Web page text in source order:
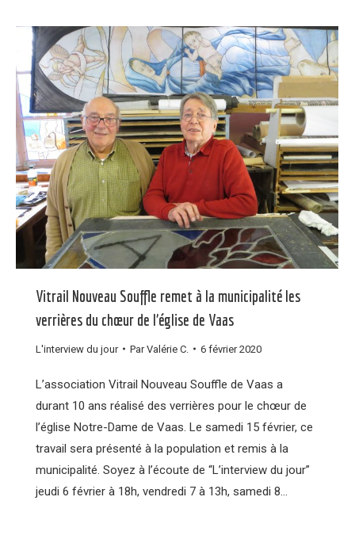
Vitrail Nouveau Souffle remet à la municipalité les
verrières du chœur de l’église de Vaas
L'interview du jour ParValérie C. 6 février 2020
L’association Vitrail Nouveau Souffle de Vaas a
durant 10 ans réalisé des verrières pour le chœur de
l’église Notre-Dame de Vaas. Le samedi 15 février, ce
travail sera présenté à la population et remis à la
municipalité. Soyez à l’écoute de “L’interview du jour”
jeudi 6 février à 18h, vendredi 7 à 13h, samedi 8…